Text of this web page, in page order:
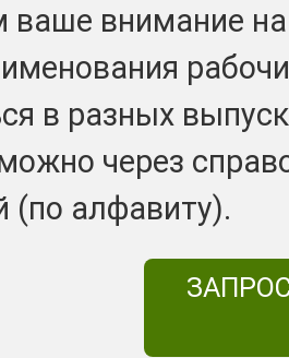
внимание на
в разных
через
(по алфавиту).